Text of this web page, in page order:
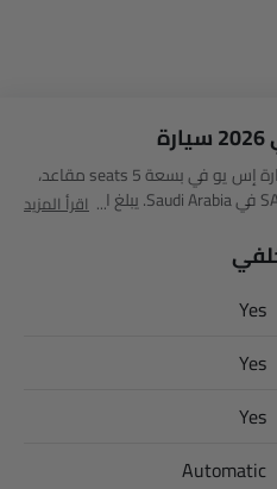
يعتبر تيسلا موديل Y دفع خلفي سيارة إس يو في بسعة 5 seats مقاعد،
ومتوفرة بسعر يبدأ من SAR 199,990 في Saudi Arabia. يبلغ ارتفاعه عن
اقرأ المزيد
Yes
Yes
Yes
Automatic